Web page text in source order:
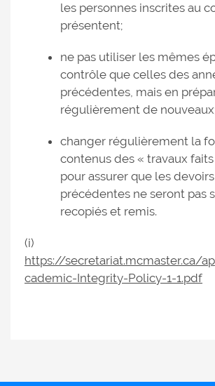
les personnes inscrites au
présentent;
ne pas utiliser les mêmes
contrôle que celles des
précédentes, mais en
régulièrement de
changer régulièrement la
contenus des « travaux
pour assurer que les
précédentes ne seront pas
recopiés et remis.
(i)
https://secretariat.mcmaster.ca/
cademic-Integrity-Policy-1-1.pdf